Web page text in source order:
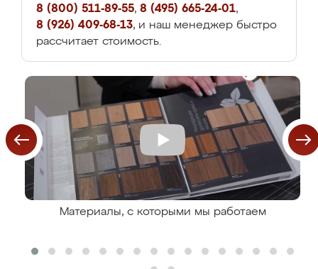
8 (800) 511-89-55, 8 (495) 665-24-01,
8 (926) 409-68-13, и наш менеджер быстро
рассчитает стоимость.
Материалы, с которыми мы работаем